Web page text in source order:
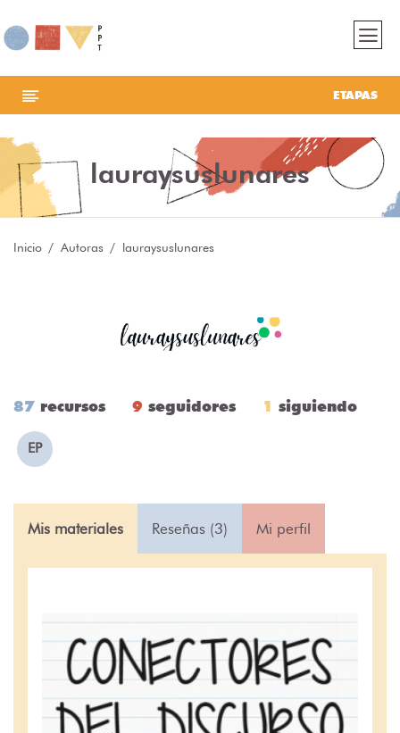
ETAPAS
lauraysuslunares
Inicio Autoras lauraysuslunares
87 recursos 9 seguidores 1 siguiendo
EP
Mis materiales Reseñas (3) Mi perfil